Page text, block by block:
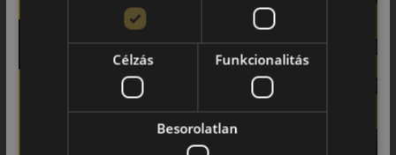
Célzás Funkcionalitás
Besorolatlan